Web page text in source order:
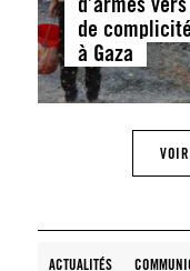
de
à Gaza
ACTUALITÉS